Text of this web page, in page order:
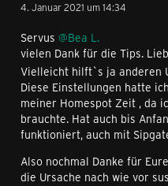
4. Januar 2021 um 14:34
Servus @Bea L.
vielen Dank für die Tips.
Vielleicht hilft`s ja anderen
Diese Einstellungen hatte
meiner Homespot Zeit , da
brauchte. Hat auch bis
funktioniert, auch mit
Also nochmal Danke für
die Ursache nach wie vor